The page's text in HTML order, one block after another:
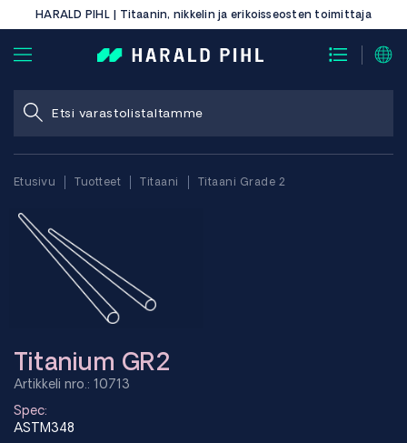
HARALD PIHL | Titaanin, nikkelin ja erikoisseosten toimittaja
Etusivu Tuotteet Titaani Titaani Grade 2
Titanium GR2
Artikkeli nro.: 10713
Spec:
ASTM348